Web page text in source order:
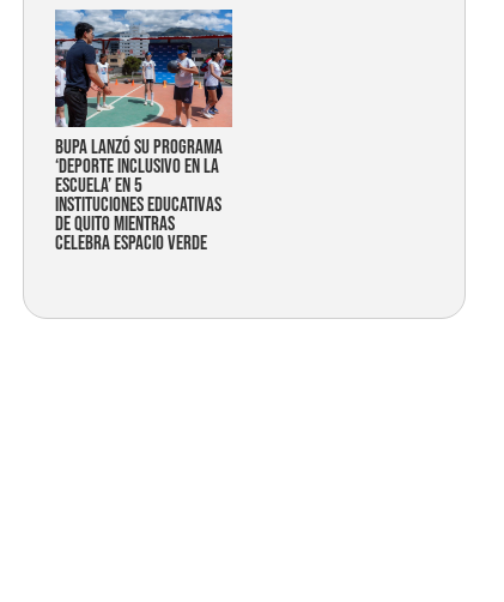
Bupa lanzó su programa
‘Deporte Inclusivo en la
Escuela’ en 5
instituciones educativas
de Quito mientras
celebra espacio verde